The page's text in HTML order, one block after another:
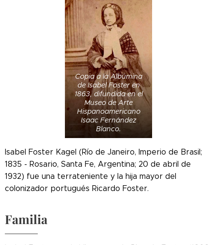
Copia a la Albúmina
de Isabel Foster en
1863, difundida en el
Museo de Arte
Hispanoamericano
Isaac Fernández
Blanco.
Isabel Foster Kagel (Río de Janeiro, Imperio de Brasil;
1835 - Rosario, Santa Fe, Argentina; 20 de abril de
1932) fue una terrateniente y la hija mayor del
colonizador portugués Ricardo Foster.
Familia